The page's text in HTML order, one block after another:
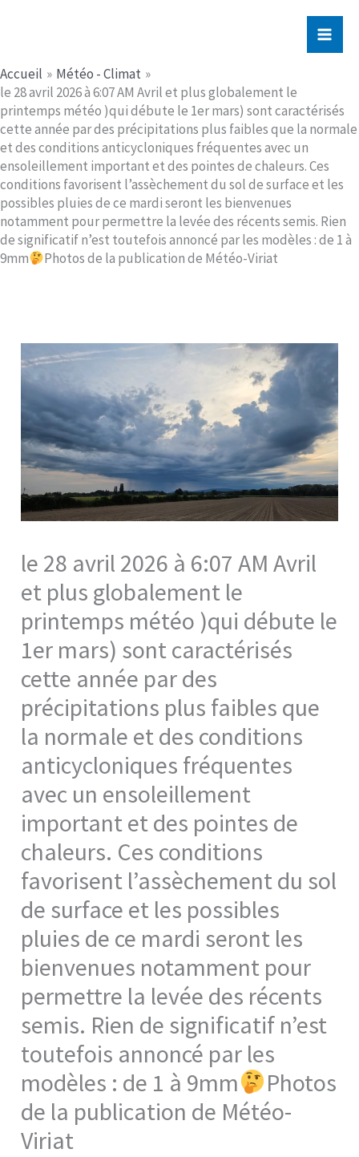
Accueil
Météo - Climat
le 28 avril 2026 à 6:07 AM Avril et plus globalement le
printemps météo )qui débute le 1er mars) sont caractérisés
cette année par des précipitations plus faibles que la normale
et des conditions anticycloniques fréquentes avec un
ensoleillement important et des pointes de chaleurs. Ces
conditions favorisent l’assèchement du sol de surface et les
possibles pluies de ce mardi seront les bienvenues
notamment pour permettre la levée des récents semis. Rien
de significatif n’est toutefois annoncé par les modèles : de 1 à
9mm
Photos de la publication de Météo-Viriat
le 28 avril 2026 à 6:07 AM Avril
et plus globalement le
printemps météo )qui débute le
1er mars) sont caractérisés
cette année par des
précipitations plus faibles que
la normale et des conditions
anticycloniques fréquentes
avec un ensoleillement
important et des pointes de
chaleurs. Ces conditions
favorisent l’assèchement du sol
de surface et les possibles
pluies de ce mardi seront les
bienvenues notamment pour
permettre la levée des récents
semis. Rien de significatif n’est
toutefois annoncé par les
modèles : de 1 à 9mm
Photos
de la publication de Météo-
Viriat